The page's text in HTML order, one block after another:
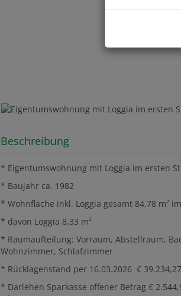
Beschreibung
* Eigentumswohnung mit Loggia im ersten
* Baujahr ca. 1982
* Wohnfläche inkl. Loggia gesamt 84,78 m²
* davon Loggia 8,33 m²
* Raumaufteilung: Vorraum, Abstellraum,
Wohnzimmer, Schlafzimmer
* Rücklagenstand per 16.03.2026 €
* Darlehen Sparkasse offener Betrag €